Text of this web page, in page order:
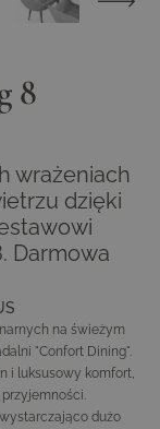
8
wrażeniach
dzięki
Darmowa
na świeżym
"Confort Dining".
i luksusowy komfort,
dużo